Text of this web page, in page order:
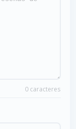
0 caracteres